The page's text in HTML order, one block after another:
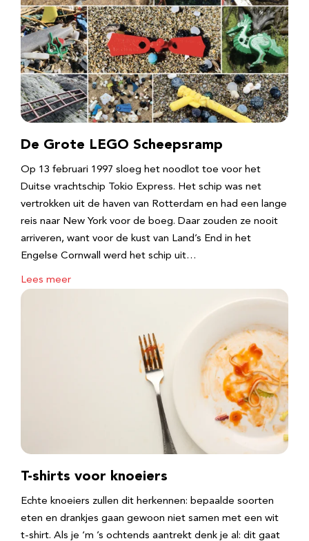
De Grote LEGO Scheepsramp
Op 13 februari 1997 sloeg het noodlot toe voor het
Duitse vrachtschip Tokio Express. Het schip was net
vertrokken uit de haven van Rotterdam en had een lange
reis naar New York voor de boeg. Daar zouden ze nooit
arriveren, want voor de kust van Land’s End in het
Engelse Cornwall werd het schip uit…
Lees meer
T-shirts voor knoeiers
Echte knoeiers zullen dit herkennen: bepaalde soorten
eten en drankjes gaan gewoon niet samen met een wit
t-shirt. Als je ‘m ’s ochtends aantrekt denk je al: dit gaat